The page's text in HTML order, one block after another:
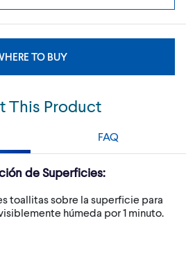
TO BUY
This Product
FAQ
de Superficies:
toallitas sobre la superficie para
húmeda por 1 minuto.